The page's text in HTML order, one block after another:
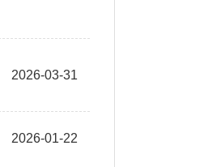
2026-03-31
2026-01-22